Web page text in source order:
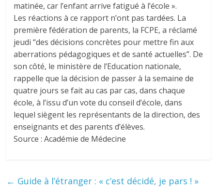
matinée, car l’enfant arrive fatigué à l’école ».
Les réactions à ce rapport n’ont pas tardées. La
première fédération de parents, la FCPE, a réclamé
jeudi “des décisions concrètes pour mettre fin aux
aberrations pédagogiques et de santé actuelles”. De
son côté, le ministère de l’Education nationale,
rappelle que la décision de passer à la semaine de
quatre jours se fait au cas par cas, dans chaque
école, à l’issu d’un vote du conseil d’école, dans
lequel siègent les représentants de la direction, des
enseignants et des parents d’élèves.
Source : Académie de Médecine
← Guide à l’étranger : « c’est décidé, je pars ! »